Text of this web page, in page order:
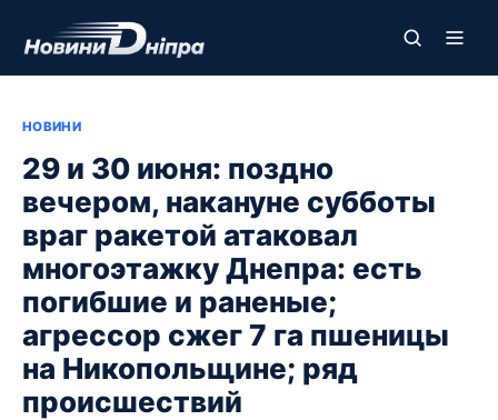
НОВИНИ
29 и 30 июня: поздно
вечером, накануне субботы
враг ракетой атаковал
многоэтажку Днепра: есть
погибшие и раненые;
агрессор сжег 7 га пшеницы
на Никопольщине; ряд
происшествий